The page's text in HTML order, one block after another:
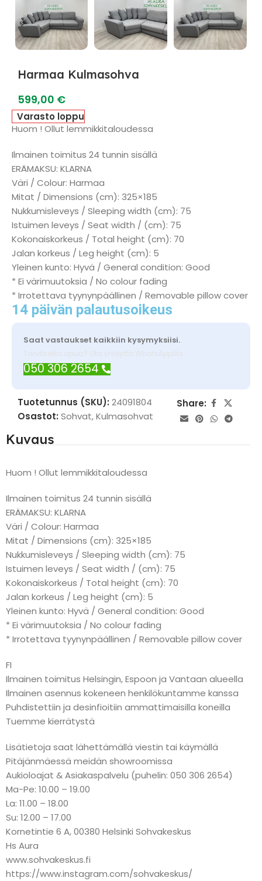
Harmaa Kulmasohva
599,00 €
Varasto loppu
Huom ! Ollut lemmikkitaloudessa
Ilmainen toimitus 24 tunnin sisällä
ERÄMAKSU: KLARNA
Väri / Colour: Harmaa
Mitat / Dimensions (cm): 325×185
Nukkumisleveys / Sleeping width (cm): 75
Istuimen leveys / Seat width / (cm): 75
Kokonaiskorkeus / Total height (cm): 70
Jalan korkeus / Leg height (cm): 5
Yleinen kunto: Hyvä / General condition: Good
* Ei värimuutoksia / No colour fading
* Irrotettava tyynynpäällinen / Removable pillow cover
14 päivän palautusoikeus
Saat vastaukset kaikkiin kysymyksiisi.
Tarvitsetko apua? Ota yhteyttä WhatsAppilla
050 306 2654
Tuotetunnus (SKU): 24091804
Osastot: Sohvat,Kulmasohvat
Share:
Kuvaus
Huom ! Ollut lemmikkitaloudessa
Ilmainen toimitus 24 tunnin sisällä
ERÄMAKSU: KLARNA
Väri / Colour: Harmaa
Mitat / Dimensions (cm): 325×185
Nukkumisleveys / Sleeping width (cm): 75
Istuimen leveys / Seat width / (cm): 75
Kokonaiskorkeus / Total height (cm): 70
Jalan korkeus / Leg height (cm): 5
Yleinen kunto: Hyvä / General condition: Good
* Ei värimuutoksia / No colour fading
* Irrotettava tyynynpäällinen / Removable pillow cover
FI
Ilmainen toimitus Helsingin, Espoon ja Vantaan alueella
Ilmainen asennus kokeneen henkilökuntamme kanssa
Puhdistettiin ja desinfioitiin ammattimaisilla koneilla
Tuemme kierrätystä
Lisätietoja saat lähettämällä viestin tai käymällä
Pitäjänmäessä meidän showroomissa
Aukioloajat & Asiakaspalvelu (puhelin: 050 306 2654)
Ma-Pe: 10.00 – 19.00
La: 11.00 – 18.00
Su: 12.00 – 17.00
Kornetintie 6 A, 00380 Helsinki Sohvakeskus
Hs Aura
www.sohvakeskus.fi
https://www.instagram.com/sohvakeskus/